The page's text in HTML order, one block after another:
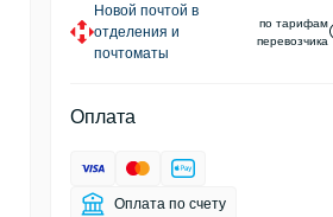
Новой почтой в
отделения и
почтоматы
по тарифам
перевозчика
Оплата
Оплата по счету